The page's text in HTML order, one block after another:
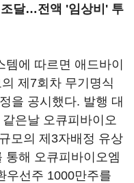
달…전액 '임상비' 투
에 따르면 애드바이
제7회차 무기명식
을 공시했다. 발행 대
은날 오큐피바이오
모의 제3자배정 유상
통해 오큐피바이오엠
우선주 1000만주를